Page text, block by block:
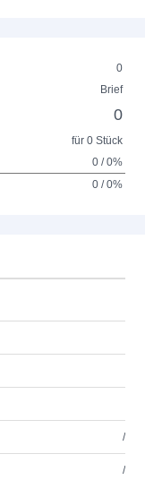
0
Brief
0
für 0 Stück
0 / 0%
0 / 0%
/
/